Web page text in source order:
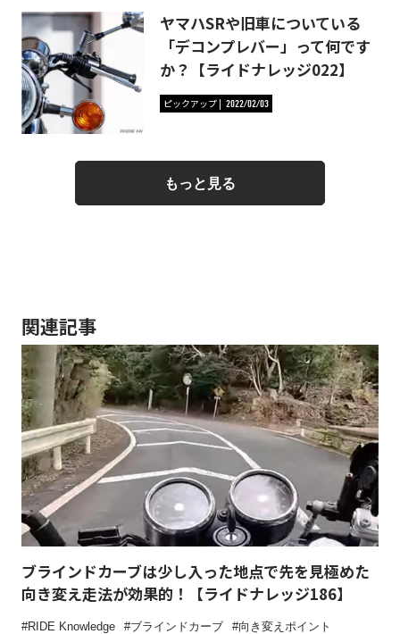
ヤマハSRや旧車についている
「デコンプレバー」って何です
か？【ライドナレッジ022】
ピックアップ 2022/02/03
もっと見る
関連記事
ブラインドカーブは少し入った地点で先を見極めた
向き変え走法が効果的！【ライドナレッジ186】
RIDE Knowledge ブラインドカーブ
向き変えポイント